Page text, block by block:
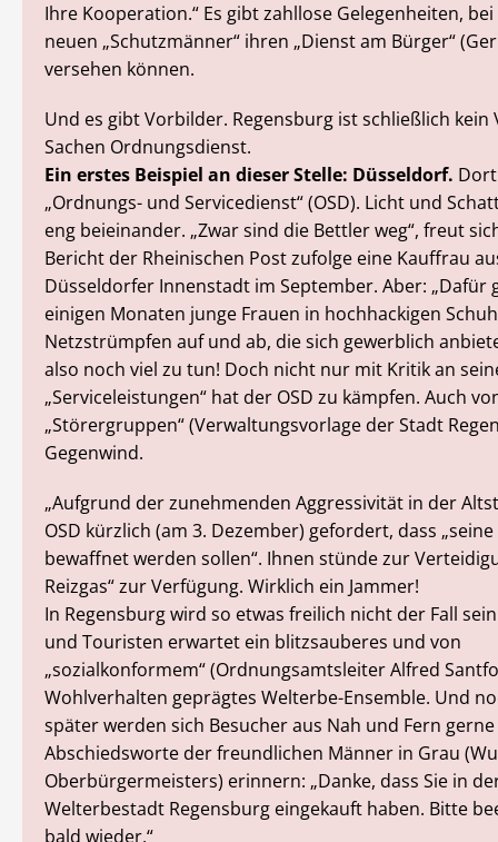
Ihre Kooperation.“ Es gibt zahllose Gelegenheiten,
neuen „Schutzmänner“ ihren „Dienst am Bürger“
versehen können.
Und es gibt Vorbilder. Regensburg ist schließlich
Sachen Ordnungsdienst.
Ein erstes Beispiel an dieser Stelle: Düsseldorf.
„Ordnungs- und Servicedienst“ (OSD). Licht und
eng beieinander. „Zwar sind die Bettler weg“, freut
Bericht der Rheinischen Post zufolge eine Kauffrau
Düsseldorfer Innenstadt im September. Aber: „Dafür
einigen Monaten junge Frauen in hochhackigen
Netzstrümpfen auf und ab, die sich gewerblich
also noch viel zu tun! Doch nicht nur mit Kritik an
„Serviceleistungen“ hat der OSD zu kämpfen. Auch
„Störergruppen“ (Verwaltungsvorlage der Stadt
Gegenwind.
„Aufgrund der zunehmenden Aggressivität in der
OSD kürzlich (am 3. Dezember) gefordert, dass
bewaffnet werden sollen“. Ihnen stünde zur
Reizgas“ zur Verfügung. Wirklich ein Jammer!
In Regensburg wird so etwas freilich nicht der Fall
und Touristen erwartet ein blitzsauberes und von
„sozialkonformem“ (Ordnungsamtsleiter Alfred
Wohlverhalten geprägtes Welterbe-Ensemble. Und
später werden sich Besucher aus Nah und Fern
Abschiedsworte der freundlichen Männer in Grau
Oberbürgermeisters) erinnern: „Danke, dass Sie in
Welterbestadt Regensburg eingekauft haben. Bitte
bald wieder.“